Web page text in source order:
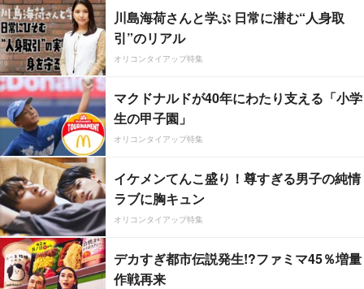
川島海荷さんと学ぶ 日常に潜む“人身取
引”のリアル
オリコンタイアップ特集
マクドナルドが40年にわたり支える「小学
生の甲子園」
オリコンタイアップ特集
イケメンてんこ盛り！尊すぎる男子の純情
ラブに胸キュン
オリコンタイアップ特集
デカすぎ都市伝説発生!?ファミマ45％増量
作戦再来